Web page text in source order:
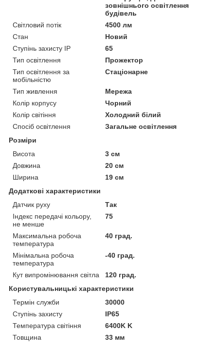
зовнішнього освітлення
будівель
Світловий потік
4500 лм
Стан
Новий
Ступінь захисту IP
65
Тип освітлення
Прожектор
Тип освітлення за
мобільністю
Стаціонарне
Тип живлення
Мережа
Колір корпусу
Чорний
Колір світіння
Холодний білий
Спосіб освітлення
Загальне освітлення
Розміри
Висота
3 см
Довжина
20 см
Ширина
19 см
Додаткові характеристики
Датчик руху
Так
Індекс передачі кольору,
не менше
75
Максимальна робоча
температура
40 град.
Мінімальна робоча
температура
-40 град.
Кут випромінювання світла
120 град.
Користувальницькі характеристики
Термін служби
30000
Ступінь захисту
IP65
Температура світіння
6400K K
Товщина
33 мм